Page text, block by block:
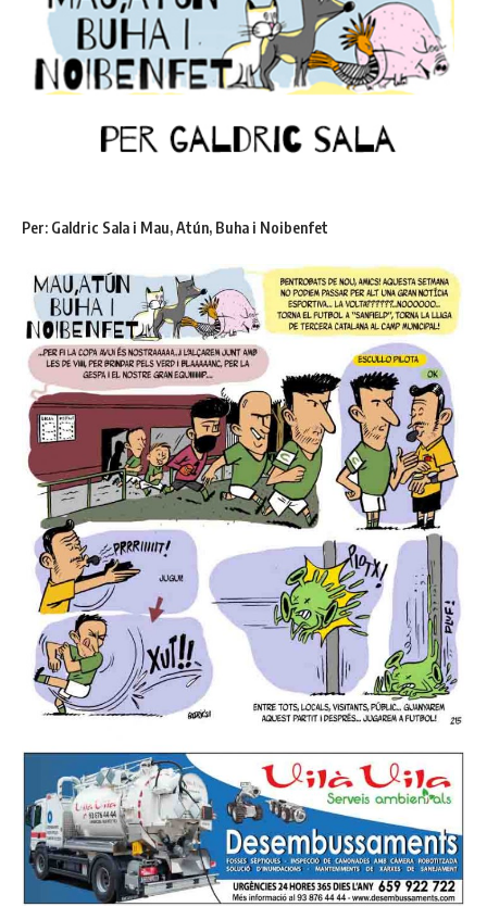
Per: Galdric Sala i Mau, Atún, Buha i Noibenfet